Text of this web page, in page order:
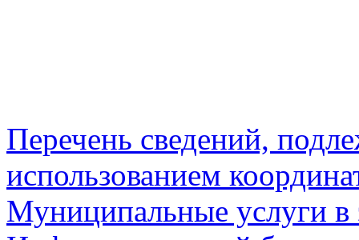
Перечень сведений,
использованием
Муниципальные услуги в